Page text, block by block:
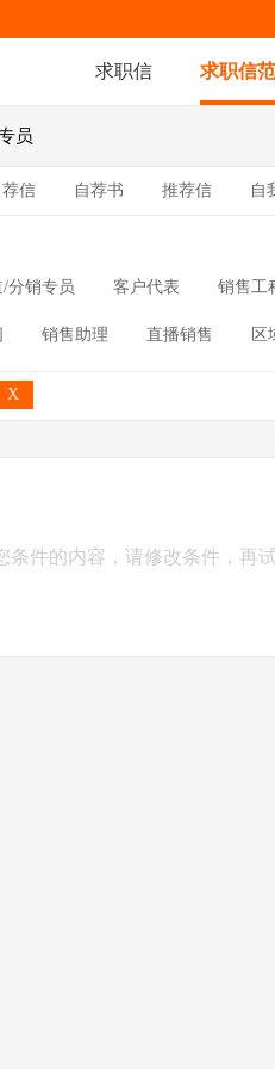
求职信 求职信
员
荐信 自荐书 推荐信 自
/分销专员 客户代表 销售工
销售助理 直播销售 区
X
条件的内容，请修改条件，再